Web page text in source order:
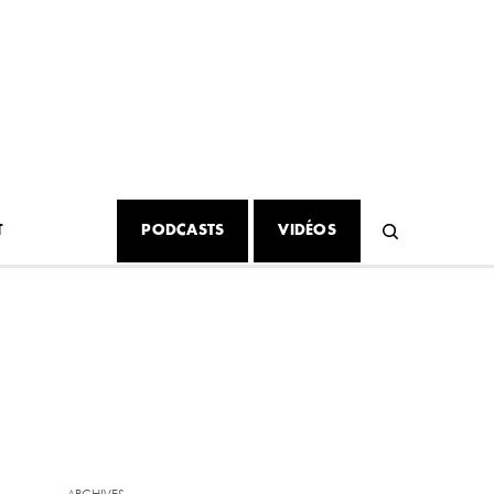
PODCASTS VIDÉOS